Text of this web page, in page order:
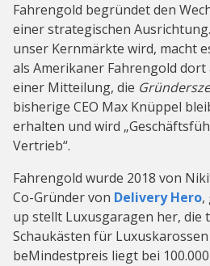
Fahrengold begründet den
einer strategischen
unser Kernmärkte wird, macht
als Amerikaner Fahrengold
einer Mitteilung, die
bisherige CEO Max Knüppel
erhalten und wird
Vertrieb“.
Fahrengold wurde 2018 von
Co-Gründer von Delivery Hero,
up stellt Luxusgaragen her, die
Schaukästen für
beMindestpreis liegt bei